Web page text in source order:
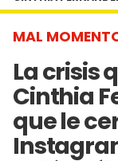
MAL
La crisis
Cinthia
que le